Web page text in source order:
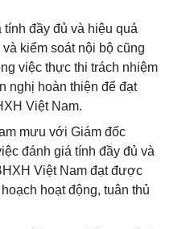
đầy đủ và hiệu quả
kiểm soát nội bộ cũng
việc thực thi trách nhiệm
nghị hoàn thiện để đạt
Việt Nam.
mưu với Giám đốc
đánh giá tính đầy đủ và
Việt Nam đạt được
hoạt động, tuân thủ